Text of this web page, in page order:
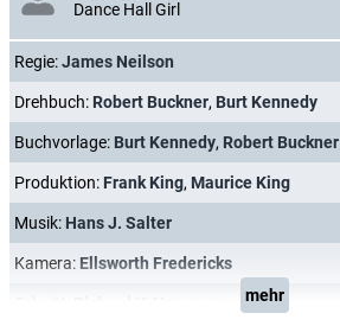
Dance Hall Girl
Regie:James Neilson
Drehbuch: Robert Buckner, Burt Kennedy
Buchvorlage: Burt Kennedy, Robert Buckner
Produktion: Frank King, Maurice King
Musik: Hans J. Salter
Kamera: Ellsworth Fredericks
mehr